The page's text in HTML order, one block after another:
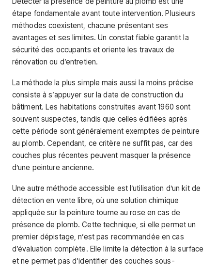
étape fondamentale avant toute intervention. Plusieurs
méthodes coexistent, chacune présentant ses
avantages et ses limites. Un constat fiable garantit la
sécurité des occupants et oriente les travaux de
rénovation ou d’entretien.
La méthode la plus simple mais aussi la moins précise
consiste à s’appuyer sur la date de construction du
bâtiment. Les habitations construites avant 1960 sont
souvent suspectes, tandis que celles édifiées après
cette période sont généralement exemptes de peinture
au plomb. Cependant, ce critère ne suffit pas, car des
couches plus récentes peuvent masquer la présence
d’une peinture ancienne.
Une autre méthode accessible est l’utilisation d’un kit de
détection en vente libre, où une solution chimique
appliquée sur la peinture tourne au rose en cas de
présence de plomb. Cette technique, si elle permet un
premier dépistage, n’est pas recommandée en cas
d’évaluation complète. Elle limite la détection à la surface
et ne permet pas d’identifier des couches sous-